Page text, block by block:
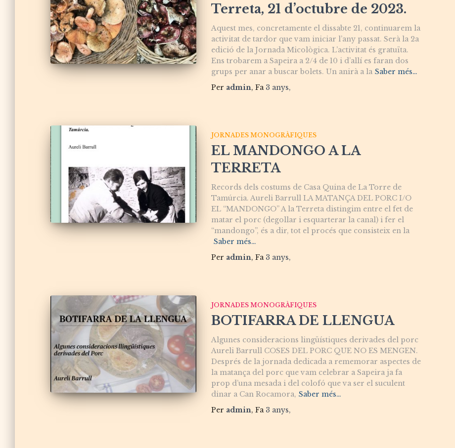
Terreta, 21 d’octubre de 2023.
Aquest mes, concretamente el dissabte 21, continuarem la
activitat de tardor que vam iniciar l’any passat. Serà la 2a
edició de la Jornada Micològica. L’activitat és gratuïta.
Ens trobarem a Sapeira a 2/4 de 10 i d’allí es faran dos
grups per anar a buscar bolets. Un anirà a la Saber més…
Per admin, Fa 3 anys,
JORNADES MONOGRÀFIQUES
EL MANDONGO A LA
TERRETA
Records dels costums de Casa Quina de La Torre de
Tamúrcia. Aureli Barrull LA MATANÇA DEL PORC I/O
EL “MANDONGO” A la Terreta distingim entre el fet de
matar el porc (degollar i esquarterar la canal) i fer el
“mandongo”, és a dir, tot el procés que consisteix en la
Saber més…
Per admin, Fa 3 anys,
JORNADES MONOGRÀFIQUES
BOTIFARRA DE LLENGUA
Algunes consideracions lingüístiques derivades del porc
Aureli Barrull COSES DEL PORC QUE NO ES MENGEN.
Després de la jornada dedicada a rememorar aspectes de
la matança del porc que vam celebrar a Sapeira ja fa
prop d’una mesada i del colofó que va ser el suculent
dinar a Can Rocamora, Saber més…
Per admin, Fa 3 anys,